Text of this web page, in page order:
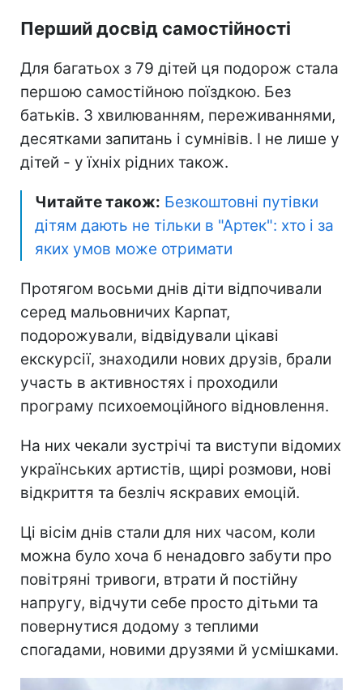
Перший досвід самостійності
Для багатьох з 79 дітей ця подорож стала
першою самостійною поїздкою. Без
батьків. З хвилюванням, переживаннями,
десятками запитань і сумнівів. І не лише у
дітей - у їхніх рідних також.
Читайте також: Безкоштовні путівки
дітям дають не тільки в "Артек": хто і за
яких умов може отримати
Протягом восьми днів діти відпочивали
серед мальовничих Карпат,
подорожували, відвідували цікаві
екскурсії, знаходили нових друзів, брали
участь в активностях і проходили
програму психоемоційного відновлення.
На них чекали зустрічі та виступи відомих
українських артистів, щирі розмови, нові
відкриття та безліч яскравих емоцій.
Ці вісім днів стали для них часом, коли
можна було хоча б ненадовго забути про
повітряні тривоги, втрати й постійну
напругу, відчути себе просто дітьми та
повернутися додому з теплими
спогадами, новими друзями й усмішками.